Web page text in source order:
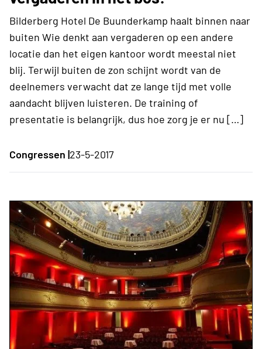
Bilderberg Hotel De Buunderkamp haalt binnen naar
buiten Wie denkt aan vergaderen op een andere
locatie dan het eigen kantoor wordt meestal niet
blij. Terwijl buiten de zon schijnt wordt van de
deelnemers verwacht dat ze lange tijd met volle
aandacht blijven luisteren. De training of
presentatie is belangrijk, dus hoe zorg je er nu […]
Congressen |23-5-2017